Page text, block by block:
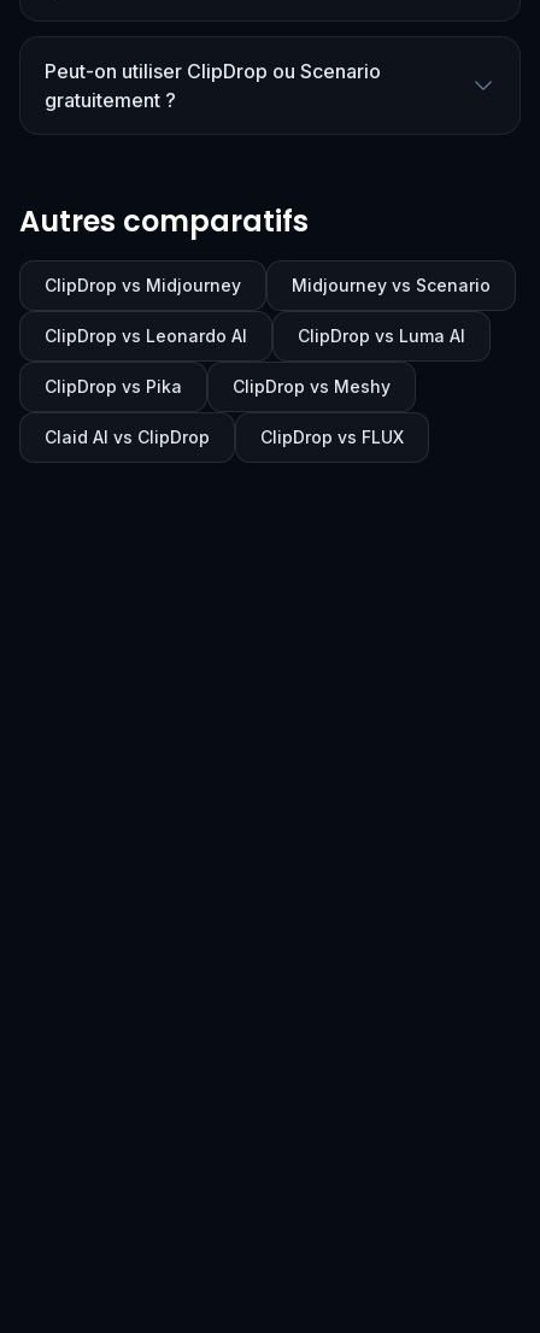
Peut-on utiliser ClipDrop ou Scenario
gratuitement ?
Autres comparatifs
ClipDrop vs Midjourney Midjourney vs Scenario
ClipDrop vs Leonardo AI ClipDrop vs Luma AI
ClipDrop vs Pika ClipDrop vs Meshy
Claid AI vs ClipDrop ClipDrop vs FLUX